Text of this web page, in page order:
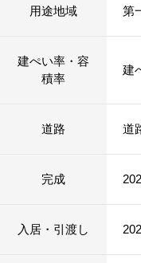
用途地域 第
建ぺい率・容
積率
建
道路 道
完成
入居・引渡し